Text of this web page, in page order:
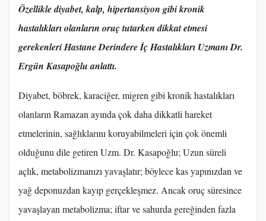
Özellikle diyabet, kalp, hipertansiyon gibi kronik
hastalıkları olanların oruç tutarken dikkat etmesi
gerekenleri Hastane Derindere İç Hastalıkları Uzmanı Dr.
Ergün Kasapoğlu anlattı.
Diyabet, böbrek, karaciğer, migren gibi kronik hastalıkları
olanların Ramazan ayında çok daha dikkatli hareket
etmelerinin, sağlıklarını koruyabilmeleri için çok önemli
olduğunu dile getiren Uzm. Dr. Kasapoğlu; Uzun süreli
açlık, metabolizmanızı yavaşlatır; böylece kas yapınızdan ve
yağ deponuzdan kayıp gerçekleşmez. Ancak oruç süresince
yavaşlayan metabolizma; iftar ve sahurda gereğinden fazla